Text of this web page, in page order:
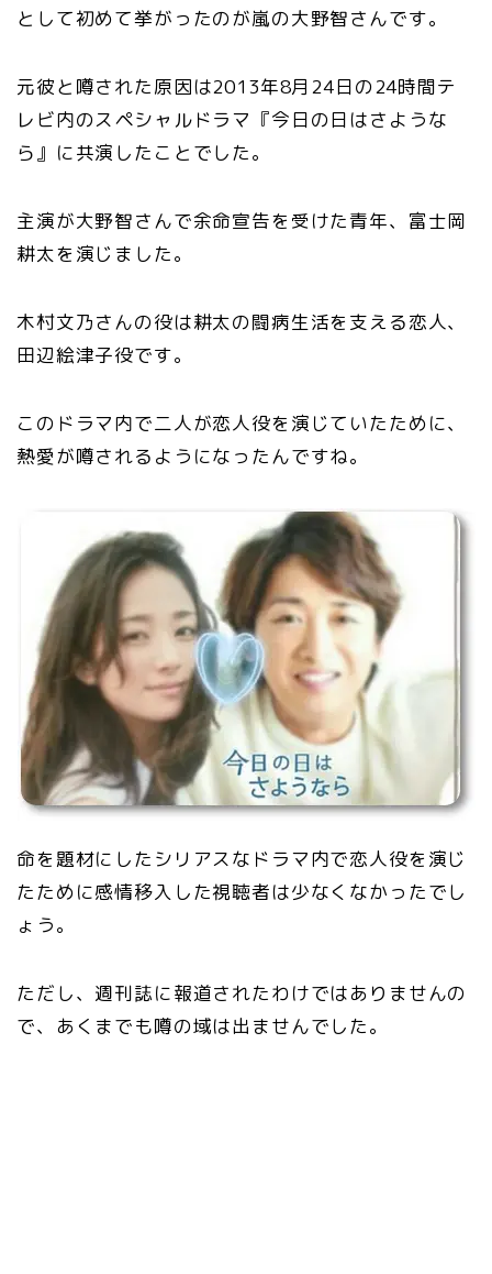
として初めて挙がったのが嵐の大野智さんです。
元彼と噂された原因は2013年8月24日の24時間テ
レビ内のスペシャルドラマ『今日の日はさような
ら』に共演したことでした。
主演が大野智さんで余命宣告を受けた青年、富士岡
耕太を演じました。
木村文乃さんの役は耕太の闘病生活を支える恋人、
田辺絵津子役です。
このドラマ内で二人が恋人役を演じていたために、
熱愛が噂されるようになったんですね。
命を題材にしたシリアスなドラマ内で恋人役を演じ
たために感情移入した視聴者は少なくなかったでし
ょう。
ただし、週刊誌に報道されたわけではありませんの
で、あくまでも噂の域は出ませんでした。